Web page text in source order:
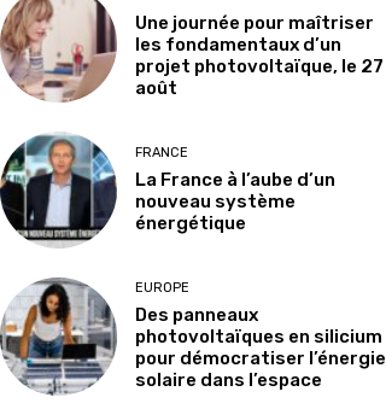
Une journée pour maîtriser
les fondamentaux d’un
projet photovoltaïque, le 27
août
FRANCE
La France à l’aube d’un
nouveau système
énergétique
EUROPE
Des panneaux
photovoltaïques en silicium
pour démocratiser l’énergie
solaire dans l’espace